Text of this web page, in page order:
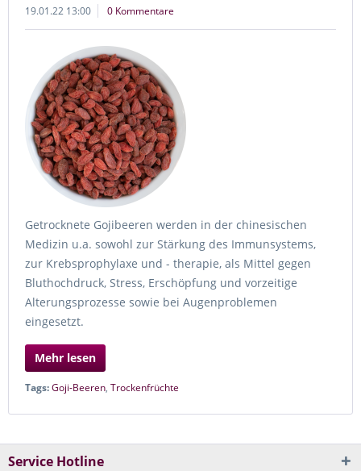
19.01.22 13:00 0 Kommentare
Getrocknete Gojibeeren werden in der chinesischen
Medizin u.a. sowohl zur Stärkung des Immunsystems,
zur Krebsprophylaxe und - therapie, als Mittel gegen
Bluthochdruck, Stress, Erschöpfung und vorzeitige
Alterungsprozesse sowie bei Augenproblemen
eingesetzt.
Mehr lesen
Tags:Goji-Beeren, Trockenfrüchte
Service Hotline